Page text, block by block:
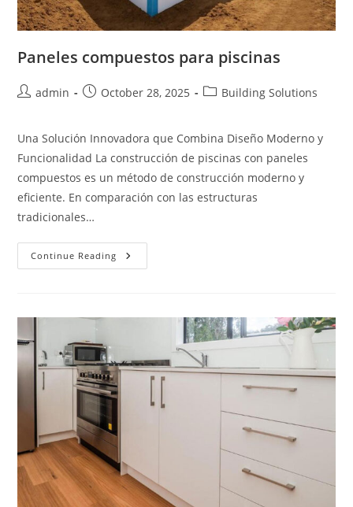
Paneles compuestos para piscinas
Postadmin
PostOctober 28, 2025
PostBuilding Solutions
Una Solución Innovadora que Combina Diseño Moderno y
Funcionalidad La construcción de piscinas con paneles
compuestos es un método de construcción moderno y
eficiente. En comparación con las estructuras
tradicionales…
Continue Reading Paneles
Compuestos